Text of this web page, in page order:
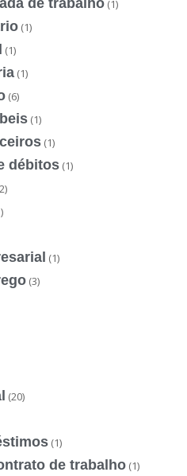
de trabalho (1)
(1)
(1)
(1)
(6)
(1)
(1)
débitos (1)
(1)
(3)
(20)
(1)
de trabalho (1)